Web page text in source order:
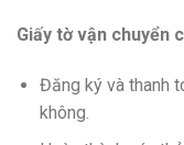
Giấy tờ vận chuyển
Đăng ký và thanh
không.